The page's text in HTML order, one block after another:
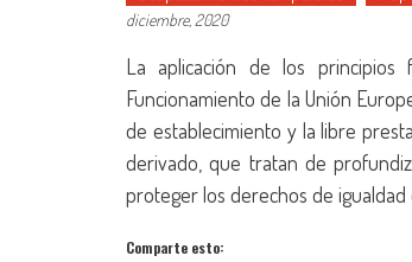
diciembre, 2020
La aplicación de los principios
Funcionamiento de la Unión
de establecimiento y la libre
derivado, que tratan de
proteger los derechos de igualdad
Comparte esto: